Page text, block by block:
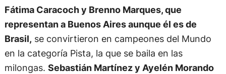
Fátima Caracoch y Brenno Marques, que
representan a Buenos Aires aunque él es de
Brasil, se convirtieron en campeones del Mundo
en la categoría Pista, la que se baila en las
milongas. Sebastián Martínez y Ayelén Morando